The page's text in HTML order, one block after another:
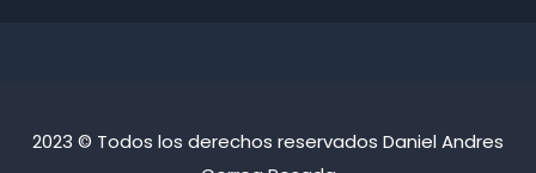
2023 © Todos los derechos reservados Daniel Andres